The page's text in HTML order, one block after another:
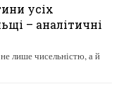
усіх
– аналітичні
лише чисельністю, а й